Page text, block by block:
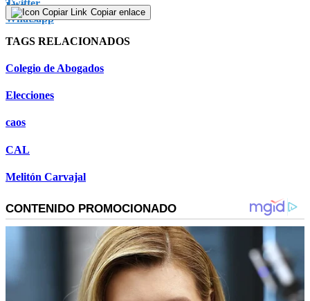
Copiar enlace
TAGS RELACIONADOS
Colegio de Abogados
Elecciones
caos
CAL
Melitón Carvajal